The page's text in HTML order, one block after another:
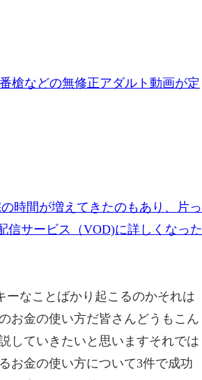
槍などの無修正アダルト動画が定
時間が増えてきたのもあり、片っ
信サービス（VOD)に詳しくなった
ーなことばかり起こるのかそれは
お金の使い方だ皆さんどうもこん
していきたいと思いますそれでは
お金の使い方について3件で成功